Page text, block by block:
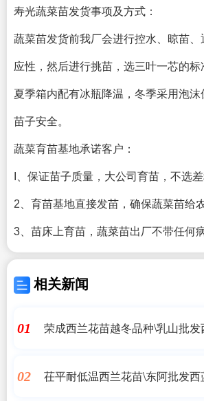
寿光蔬菜苗发货事项及方式：
蔬菜苗发货前我厂会进行控水、晾苗
应性，然后进行挑苗，选三叶一芯的标
夏季箱内配有冰瓶降温，冬季采用泡
苗子安全。
蔬菜育苗基地承诺客户：
I、保证苗子质量，大公司育苗，不选
2、育苗基地直接发苗，确保蔬菜苗给
3、苗床上育苗，蔬菜苗出厂不带任何病
相关新闻
01
荣成西兰花苗越冬品种\乳山批发
02
茌平耐低温西兰花苗\东阿批发西